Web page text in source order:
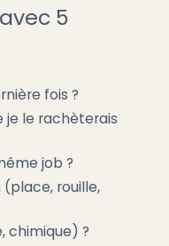
5
fois ?
je le rachèterais
job ?
rouille,
chimique) ?